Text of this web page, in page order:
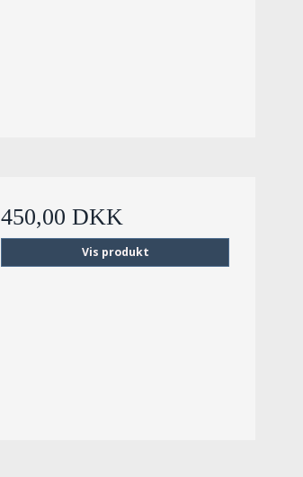
450,00 DKK
Vis produkt